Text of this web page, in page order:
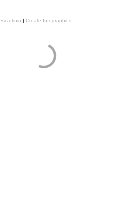
| Create Infographics